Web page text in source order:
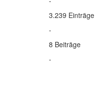
3.239 Einträge
-
8 Beiträge
-